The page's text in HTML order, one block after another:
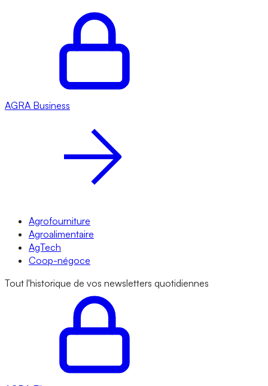
AGRA Business
Agrofourniture
Agroalimentaire
AgTech
Coop-négoce
Tout l'historique de vos newsletters quotidiennes